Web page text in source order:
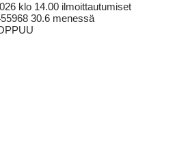
klo 14.00 ilmoittautumiset
30.6 menessä